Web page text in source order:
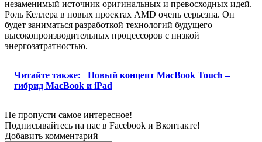
незаменимый источник оригинальных и превосходных идей.
Роль Келлера в новых проектах AMD очень серьезна. Он
будет заниматься разработкой технологий будущего —
высокопроизводительных процессоров с низкой
энергозатратностью.
Читайте также:
Новый концепт MacBook Touch –
гибрид MacBook и iPad
Не пропусти самое интересное!
Подписывайтесь на нас в Facebook и Вконтакте!
Добавить комментарий